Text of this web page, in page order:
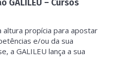
GALILEU – Cursos
altura propícia para apostar
e/ou da sua
a GALILEU lança a sua